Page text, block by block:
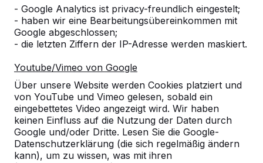
- Google Analytics ist privacy-freundlich eingestelt;
- haben wir eine Bearbeitungsübereinkommen mit
Google abgeschlossen;
- die letzten Ziffern der IP-Adresse werden maskiert.
Youtube/Vimeo von Google
Über unsere Website werden Cookies platziert und
von YouTube und Vimeo gelesen, sobald ein
eingebettetes Video angezeigt wird. Wir haben
keinen Einfluss auf die Nutzung der Daten durch
Google und/oder Dritte. Lesen Sie die Google-
Datenschutzerklärung (die sich regelmäßig ändern
kann), um zu wissen, was mit ihren
Alles anzeigen
Ort oder Postleitzahl suchen
Zie ook